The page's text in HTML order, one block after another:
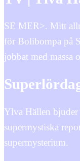
SE MER>. Mitt
för Bolibompa på
jobbat med
Ylva Hällen bjuder
supermystiska
supermysterium.